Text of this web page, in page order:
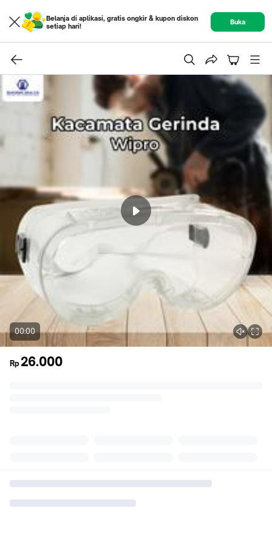
Belanja di aplikasi, gratis ongkir & kupon diskon
setiap hari!
Buka
00:00
Rp 26.000